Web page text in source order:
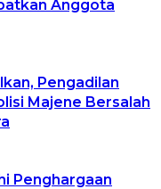
Anggota
Pengadilan
Majene Bersalah
Penghargaan